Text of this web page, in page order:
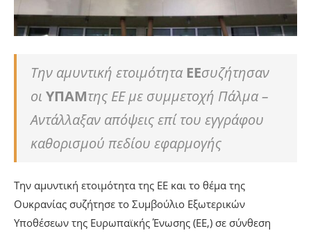
Την αμυντική ετοιμότητα ΕΕσυζήτησαν
οι ΥΠΑΜτης ΕΕ με συμμετοχή Πάλμα –
Αντάλλαξαν απόψεις επί του εγγράφου
καθορισμού πεδίου εφαρμογής
Την αμυντική ετοιμότητα της ΕΕ και το θέμα της
Ουκρανίας συζήτησε το Συμβούλιο Εξωτερικών
Υποθέσεων της Ευρωπαϊκής Ένωσης (ΕΕ,) σε σύνθεση